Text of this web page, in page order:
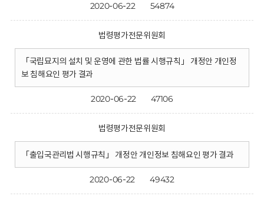
2020-06-22 54874
법령평가전문위원회
「국립묘지의 설치 및 운영에 관한 법률 시행규칙」 개정안 개인정
보 침해요인 평가 결과
2020-06-22 47106
법령평가전문위원회
「출입국관리법 시행규칙」 개정안 개인정보 침해요인 평가 결과
2020-06-22 49432